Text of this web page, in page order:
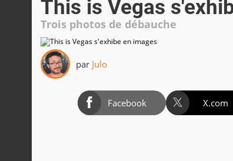
This is Vegas
Trois photos de débauche
par Julo
Facebook X.com